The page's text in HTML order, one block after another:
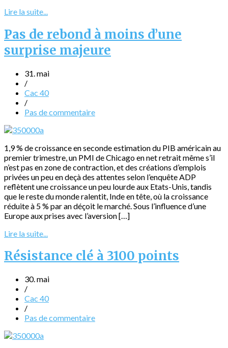
Lire la suite...
Pas de rebond à moins d’une
surprise majeure
31. mai
/
Cac 40
/
Pas de commentaire
1,9 % de croissance en seconde estimation du PIB américain au
premier trimestre, un PMI de Chicago en net retrait même s’il
n’est pas en zone de contraction, et des créations d’emplois
privées un peu en deçà des attentes selon l’enquête ADP
reflètent une croissance un peu lourde aux Etats-Unis, tandis
que le reste du monde ralentit, Inde en tête, où la croissance
réduite à 5 % par an déçoit le marché. Sous l’influence d’une
Europe aux prises avec l’aversion […]
Lire la suite...
Résistance clé à 3100 points
30. mai
/
Cac 40
/
Pas de commentaire